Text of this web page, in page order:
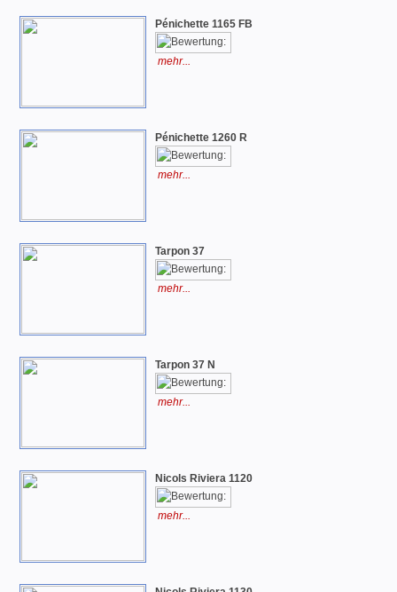
Pénichette 1165 FB
mehr...
Pénichette 1260 R
mehr...
Tarpon 37
mehr...
Tarpon 37 N
mehr...
Nicols Riviera 1120
mehr...